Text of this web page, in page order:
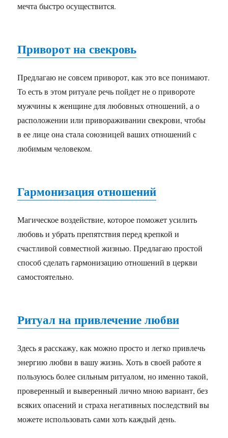
мечта быстро осуществится.
Приворот на свекровь
Предлагаю не совсем приворот, как это все понимают.
То есть в этом ритуале речь пойдет не о привороте
мужчины к женщине для любовных отношений, а о
расположении или привораживании свекрови, чтобы
в ее лице она стала союзницей ваших отношений с
любимым человеком.
Гармонизация отношений
Магическое воздействие, которое поможет усилить
любовь и убрать препятствия перед крепкой и
счастливой совместной жизнью. Предлагаю простой
способ сделать гармонизацию отношений в церкви
самостоятельно.
Ритуал на привлечение любви
Здесь я расскажу, как можно просто и легко привлечь
энергию любви в вашу жизнь. Хоть в своей работе я
пользуюсь более сильным ритуалом, но именно такой,
проверенный и выверенный лично мною вариант, без
всяких опасений и страха негативных последствий вы
можете использовать сами хоть каждый день.